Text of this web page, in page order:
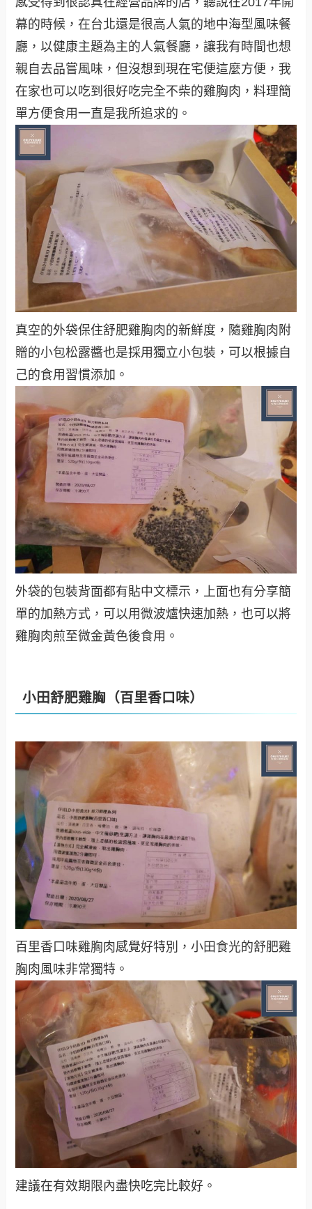
幕的時候，在台北還是很高人氣的地中海型風味餐
廳，以健康主題為主的人氣餐廳，讓我有時間也想
親自去品嘗風味，但沒想到現在宅便這麼方便，我
在家也可以吃到很好吃完全不柴的雞胸肉，料理簡
單方便食用一直是我所追求的。
真空的外袋保住舒肥雞胸肉的新鮮度，隨雞胸肉附
贈的小包松露醬也是採用獨立小包裝，可以根據自
己的食用習慣添加。
外袋的包裝背面都有貼中文標示，上面也有分享簡
單的加熱方式，可以用微波爐快速加熱，也可以將
雞胸肉煎至微金黃色後食用。
小田舒肥雞胸（百里香口味）
百里香口味雞胸肉感覺好特別，小田食光的舒肥雞
胸肉風味非常獨特。
建議在有效期限內盡快吃完比較好。